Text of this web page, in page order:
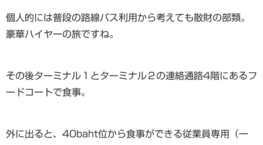
個人的には普段の路線バス利用から考えても散財の部類。
豪華ハイヤーの旅ですね。
その後ターミナル１とターミナル２の連絡通路4階にあるフ
ードコートで食事。
外に出ると、40baht位から食事ができる従業員専用（一